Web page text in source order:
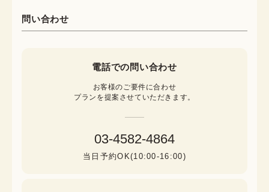
問い合わせ
電話での問い合わせ
お客様のご要件に合わせ
プランを提案させていただきます。
03-4582-4864
当日予約OK(10:00-16:00)